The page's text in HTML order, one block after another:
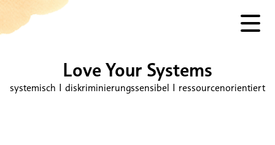
Love Your Systems
systemisch I diskriminierungssensibel I ressourcenorientiert